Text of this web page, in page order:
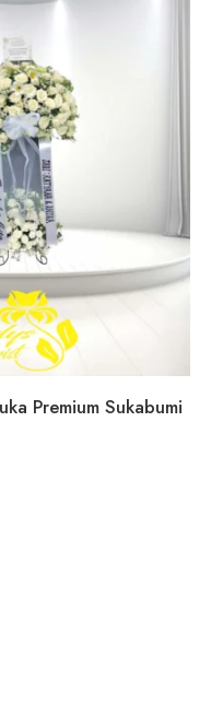
Premium Sukabumi